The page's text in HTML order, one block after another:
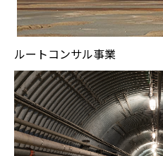
ルートコンサル事業